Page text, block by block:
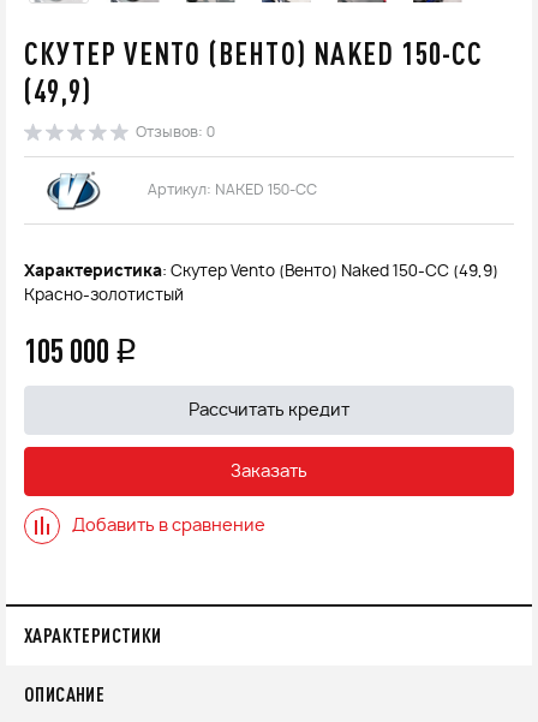
СКУТЕР VENTO (ВЕНТО) NAKED 150-СС
(49,9)
Отзывов: 0
Артикул: NAKED 150-CC
Характеристика: Скутер Vento (Венто) Naked 150-СС (49,9)
Красно-золотистый
105 000 q
Рассчитать кредит
Заказать
Добавить в сравнение
ХАРАКТЕРИСТИКИ
ОПИСАНИЕ